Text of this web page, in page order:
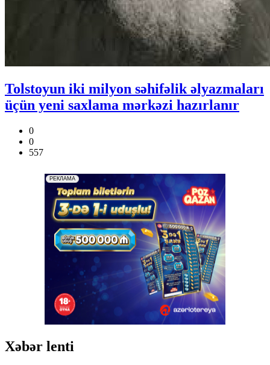
Tolstoyun iki milyon səhifəlik əlyazmaları
üçün yeni saxlama mərkəzi hazırlanır
0
0
557
Xəbər lenti